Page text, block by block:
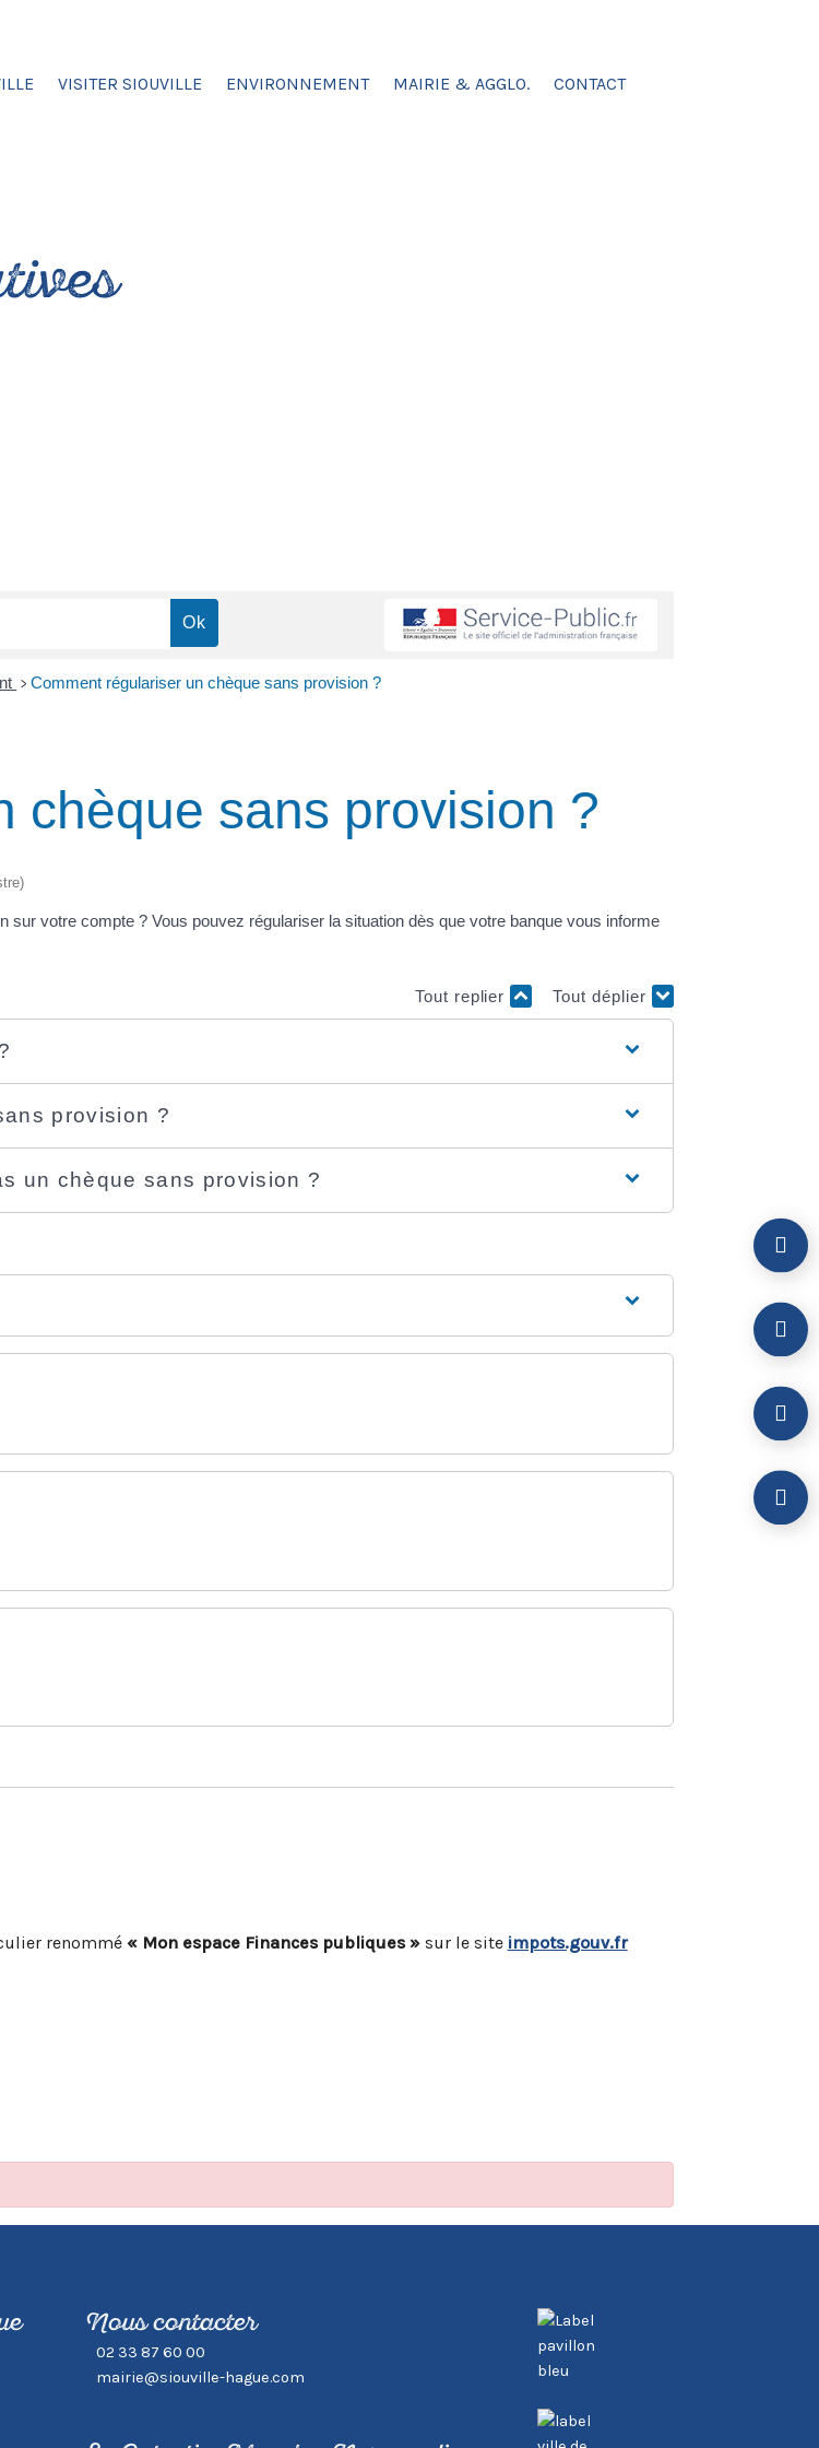
VISITER SIOUVILLE ENVIRONNEMENT MAIRIE & AGGLO. CONTACT
> Comment régulariser un chèque sans provision ?
chèque sans provision ?
votre compte ? Vous pouvez régulariser la situation dès que votre banque vous informe
Tout replier Tout déplier
provision ?
un chèque sans provision ?
renommé « Mon espace Finances publiques »sur le site impots.gouv.fr
Nous contacter
02 33 87 60 00
mairie@siouville-hague.com